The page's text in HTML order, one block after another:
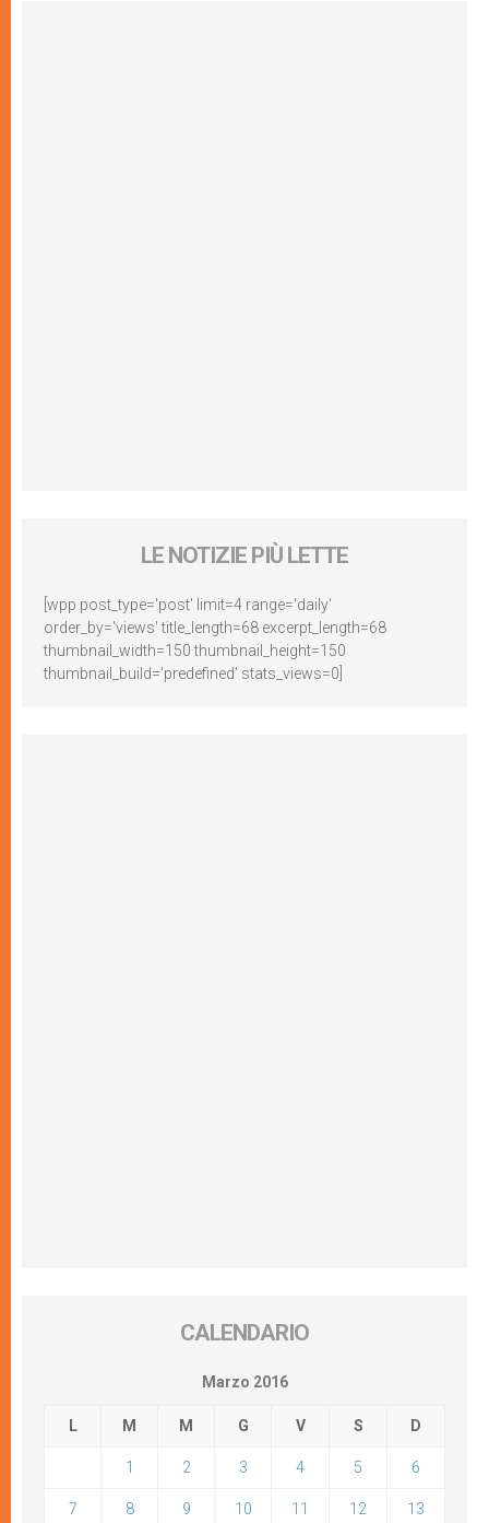
LE NOTIZIE PIÙ LETTE
[wpp post_type='post' limit=4 range='daily'
order_by='views' title_length=68 excerpt_length=68
thumbnail_width=150 thumbnail_height=150
thumbnail_build='predefined' stats_views=0]
CALENDARIO
Marzo 2016
L M M G V S D
1 2 3 4 5 6
7 8 9 10 11 12 13